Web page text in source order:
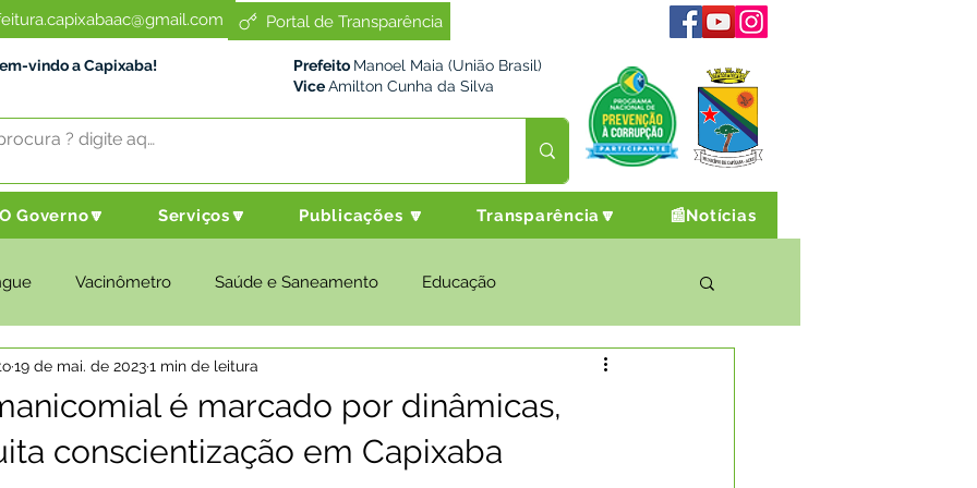
Portal de Transparência
vindo a Capixaba! Prefeito Manoel Maia (União Brasil)
ViceAmilton Cunha da Silva
O Governo🔽 Serviços🔽 Publicações 🔽 Transparência🔽 📰Notícias
Vacinômetro Saúde e Saneamento Educação
e Meio Ambiente Desenvolvimento Social Desporto Cultura e Lazer
e Governo Políticas Públicas Nota de Pesar
é marcado por dinâmicas,
conscientização em Capixaba
19 de mai. de 20231 min de leitura